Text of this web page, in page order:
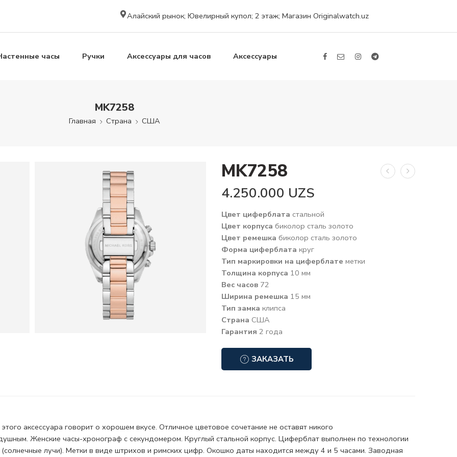
Алайский рынок; Ювелирный купол; 2 этаж; Магазин Originalwatch.uz
часы Ручки Аксессуары для часов Аксессуары
MK7258
Главная Страна США
MK7258
4.250.000 UZS
Цвет циферблата стальной
Цвет корпуса биколор сталь золото
Цвет ремешка биколор сталь золото
Форма циферблата круг
Тип маркировки на циферблате метки
Толщина корпуса 10 мм
Вес часов 72
Ширина ремешка 15 мм
Тип замка клипса
Страна США
Гарантия 2 года
ЗАКАЗАТЬ
аксессуара говорит о хорошем вкусе. Отличное цветовое сочетание не оставят никого
Женские часы-хронограф с секундомером. Круглый стальной корпус. Циферблат выполнен по технологии
(солнечные лучи). Метки в виде штрихов и римских цифр. Окошко даты находится между 4 и 5 часами. Заводная